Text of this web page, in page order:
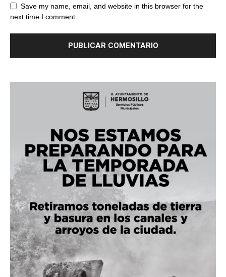
Save my name, email, and website in this browser for the
next time I comment.